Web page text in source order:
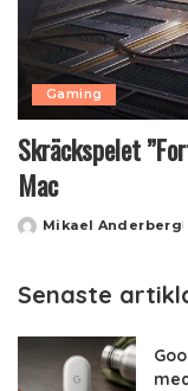
Gaming
Skräckspelet
Mac
Posted
Mikael Anderberg
Senaste